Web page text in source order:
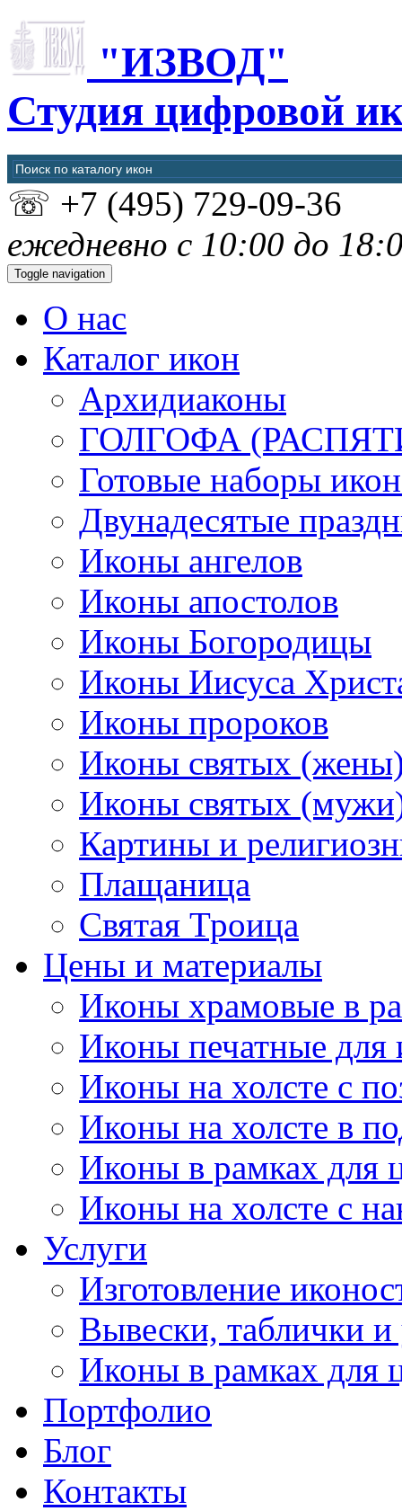
"ИЗВОД"
Студия цифровой
☏ +7 (495) 729-09-36
ежедневно с 10:00 до
Toggle navigation
О нас
Каталог икон
Архидиаконы
ГОЛГОФА
Готовые наборы
Двунадесятые
Иконы ангелов
Иконы апостолов
Иконы Богородицы
Иконы Иисуса
Иконы пророков
Иконы святых
Иконы святых
Картины и
Плащаница
Святая Троица
Цены и материалы
Иконы храмовые в
Иконы печатные для
Иконы на холсте с
Иконы на холсте в
Иконы в рамках для
Иконы на холсте с
Услуги
Изготовление
Вывески, таблички и
Иконы в рамках для
Портфолио
Блог
Контакты